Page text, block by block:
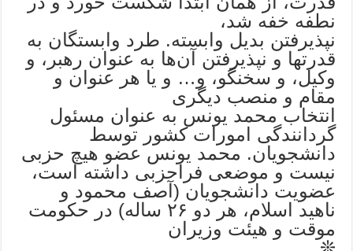
نطفه خفه شد،
نپذیرفتن بدیل وابسته. طرد وابستگان به
قدرتها و نپذیرفتن آن‌ها به عنوان رهبر، و
وکیل، و سخنگو، و… و یا هر عنوان و
مقام و منصب دیگری
انتخاب محمد یونس به عنوان مسئول
گردانندگی امورات کشور توسط
دانشجویان. محمد یونس عضو هیچ حزبی
نیست و موضعی فراحزبی داشته است،
عضویت دانشجویان (آصف محمود و
ناهید اسلام، هر دو ۲۶ ساله) در حکومت
موقت و هیئت وزیران